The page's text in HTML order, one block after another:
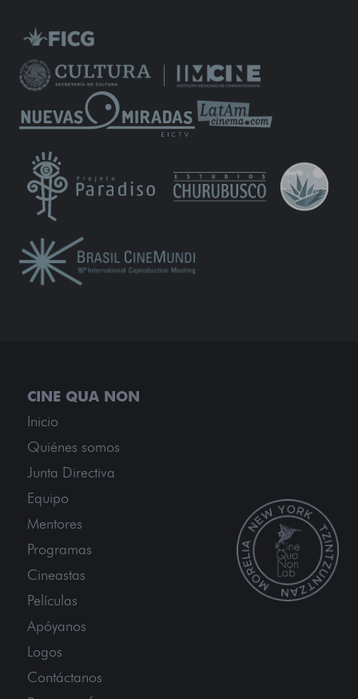
Inicio
Quiénes somos
Junta Directiva
Equipo
Mentores
Programas
Cineastas
Películas
Apóyanos
Logos
Contáctanos